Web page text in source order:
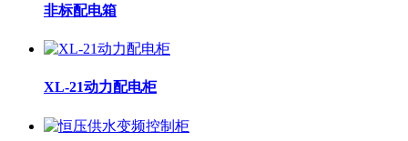
非标配电箱
XL-21动力配电柜